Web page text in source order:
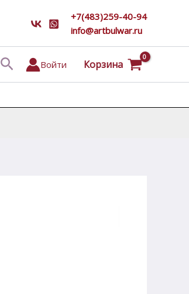
+7(483)259-40-94
info@artbulwar.ru
ПоискВойти Корзина